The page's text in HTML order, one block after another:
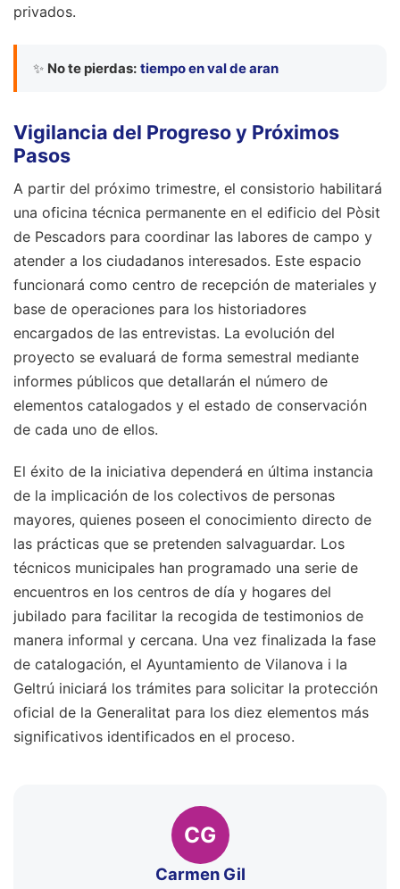
privados.
✨ No te pierdas: tiempo en val de aran
Vigilancia del Progreso y Próximos
Pasos
A partir del próximo trimestre, el consistorio habilitará
una oficina técnica permanente en el edificio del Pòsit
de Pescadors para coordinar las labores de campo y
atender a los ciudadanos interesados. Este espacio
funcionará como centro de recepción de materiales y
base de operaciones para los historiadores
encargados de las entrevistas. La evolución del
proyecto se evaluará de forma semestral mediante
informes públicos que detallarán el número de
elementos catalogados y el estado de conservación
de cada uno de ellos.
El éxito de la iniciativa dependerá en última instancia
de la implicación de los colectivos de personas
mayores, quienes poseen el conocimiento directo de
las prácticas que se pretenden salvaguardar. Los
técnicos municipales han programado una serie de
encuentros en los centros de día y hogares del
jubilado para facilitar la recogida de testimonios de
manera informal y cercana. Una vez finalizada la fase
de catalogación, el Ayuntamiento de Vilanova i la
Geltrú iniciará los trámites para solicitar la protección
oficial de la Generalitat para los diez elementos más
significativos identificados en el proceso.
CG
Carmen Gil